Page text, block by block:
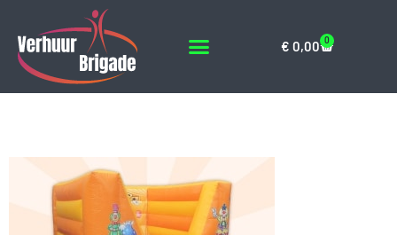
€ 0,00 0